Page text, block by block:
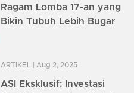
Ragam Lomba 17-an yang
Bikin Tubuh Lebih Bugar
ARTIKEL | Aug 2, 2025
ASI Eksklusif: Investasi